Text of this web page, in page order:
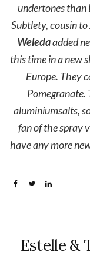
undertones than
Subtlety, cousin
Weledaadded
this time in a new
Europe. They
aluminiumsalts,
fan of the spray
have any more
Estelle &